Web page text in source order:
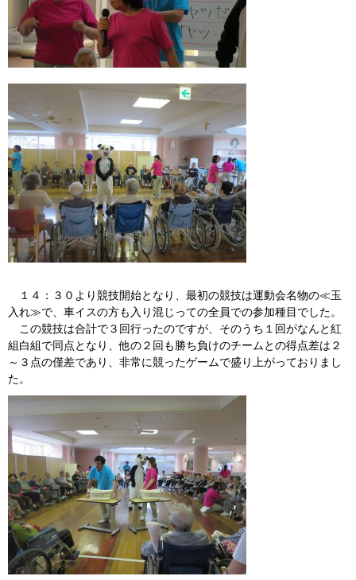
１４：３０より競技開始となり、最初の競技は運動会名物の≪玉
入れ≫で、車イスの方も入り混じっての全員での参加種目でした。
この競技は合計で３回行ったのですが、そのうち１回がなんと紅
組白組で同点となり、他の２回も勝ち負けのチームとの得点差は２
～３点の僅差であり、非常に競ったゲームで盛り上がっておりまし
た。